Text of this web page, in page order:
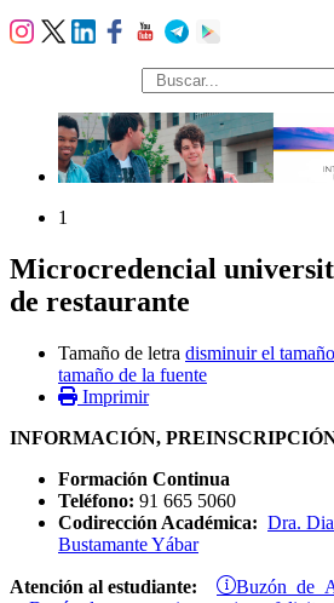
búsqueda
1
Microcredencial
de restaurante
Tamaño de letra disminuir el
tamaño de la fuente
Imprimir
INFORMACIÓN,
Formación Continua
Teléfono: 91 665 5060
Codirección Académica: Dra.
Bustamante Yábar
Atención al estudiante: Buzón de